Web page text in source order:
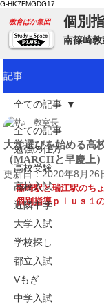
G-HK7FMGDG17
​教育ばか集団 個別
南篠崎教
記事
全ての記事
勉強の仕方
高校受験
高校入試
近隣中学
大学入試
学校探し
都立入試
Vもぎ
中学入試
全ての記事
大学選びを始める
（MARCHと早慶上）
教室長
更新日：2020年8月26
篠崎駅と瑞江駅のち
個別指導ｐｌｕｓ１